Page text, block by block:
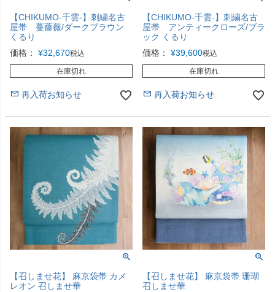
【CHIKUMO-千雲-】刺繍名古
屋帯 蔓薔薇/ダークブラウン
くるり
価格：
¥32,670税込
在庫切れ
再入荷お知らせ
【CHIKUMO-千雲-】刺繍名古
屋帯 アンティークローズ/ブラ
ック くるり
価格：
¥39,600税込
在庫切れ
再入荷お知らせ
【召しませ花】 麻京袋帯 カメ
レオン 召しませ華
【召しませ花】 麻京袋帯 珊瑚
召しませ華